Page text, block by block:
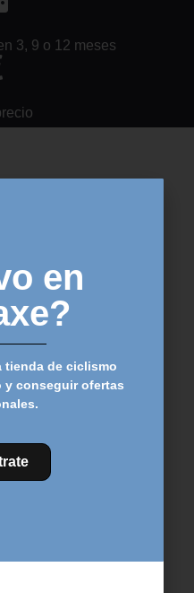
3, 9 o 12 meses
CINTA MANILLAR ZIPP
SERVICE COURSE –
27,00€ 20,49
en
tienda de ciclismo
y conseguir ofertas